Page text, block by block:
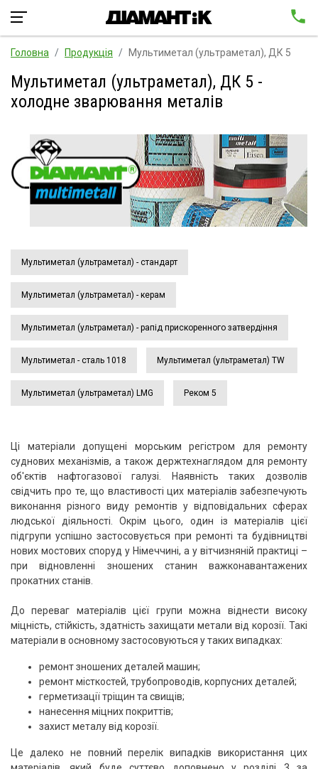
Головна Продукція Мультиметал (ультраметал), ДК 5
Мультиметал (ультраметал), ДК 5 -
холодне зварювання металів
Мультиметал (ультраметал) - стандарт
Мультиметал (ультраметал) - керам
Мультиметал (ультраметал) - рапід прискоренного затвердіння
Мультиметал - сталь 1018 Мультиметал (ультраметал) TW
Мультиметал (ультраметал) LMG Реком 5
Ці матеріали допущені морським регістром для ремонту
суднових механізмів, а також держтехнаглядом для ремонту
об'єктів нафтогазової галузі. Наявність таких дозволів
свідчить про те, що властивості цих матеріалів забезпечують
виконання різного виду ремонтів у відповідальних сферах
людської діяльності. Окрім цього, один із матеріалів цієї
підгрупи успішно застосовується при ремонті та будівництві
нових мостових споруд у Німеччині, а у вітчизняній практиці –
при відновленні зношених станин важконавантажених
прокатних станів.
До переваг матеріалів цієї групи можна віднести високу
міцність, стійкість, здатність захищати метали від корозії. Такі
матеріали в основному застосовуються у таких випадках:
ремонт зношених деталей машин;
ремонт місткостей, трубопроводів, корпусних деталей;
герметизації тріщин та свищів;
нанесення міцних покриттів;
захист металу від корозії.
Це далеко не повний перелік випадків використання цих